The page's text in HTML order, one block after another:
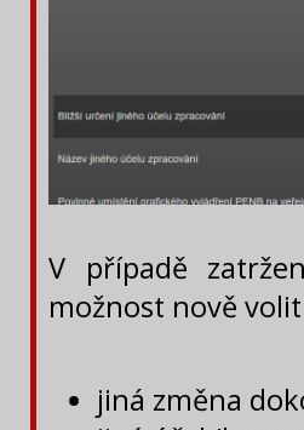
V případě
možnost nově
jiná změna